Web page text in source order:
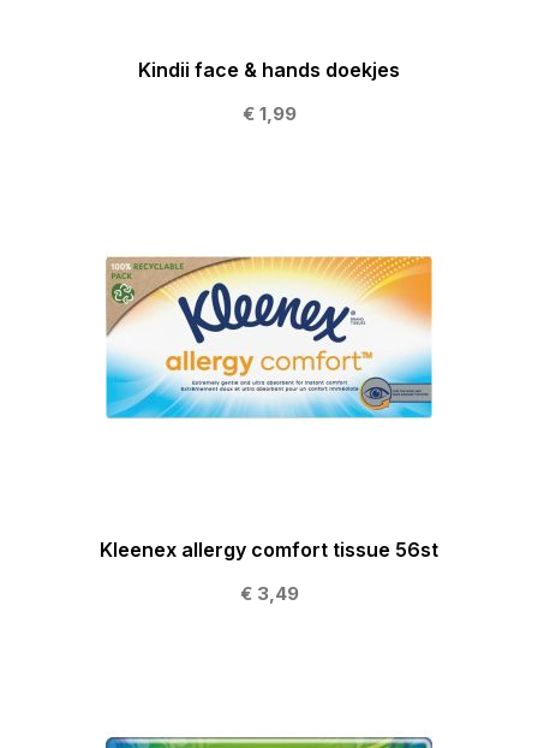
Kindii face & hands doekjes
€ 1,99
Kleenex allergy comfort tissue 56st
€ 3,49